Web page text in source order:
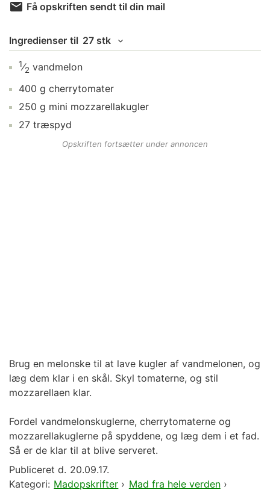
Få opskriften sendt til din mail
Ingredienser til 27 stk
1⁄2 vandmelon
400 g cherrytomater
250 g mini mozzarellakugler
27 træspyd
Opskriften fortsætter under annoncen
Brug en melonske til at lave kugler af vandmelonen, og
læg dem klar i en skål. Skyl tomaterne, og stil
mozzarellaen klar.
Fordel vandmelonskuglerne, cherrytomaterne og
mozzarellakuglerne på spyddene, og læg dem i et fad.
Så er de klar til at blive serveret.
Publiceret d. 20.09.17.
Kategori: Madopskrifter › Mad fra hele verden›